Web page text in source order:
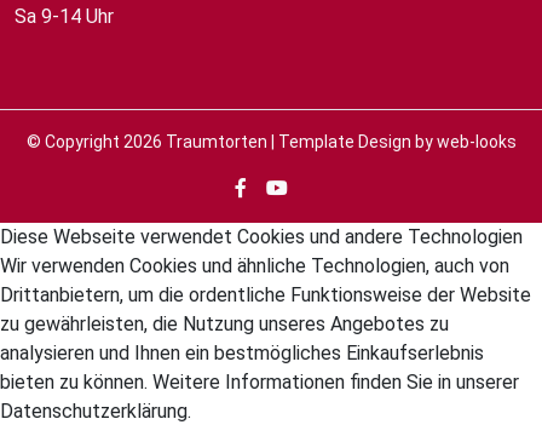
Sa 9-14 Uhr
© Copyright 2026 Traumtorten | Template Design byweb-looks
Diese Webseite verwendet Cookies und andere Technologien
Wir verwenden Cookies und ähnliche Technologien, auch von
Drittanbietern, um die ordentliche Funktionsweise der Website
zu gewährleisten, die Nutzung unseres Angebotes zu
analysieren und Ihnen ein bestmögliches Einkaufserlebnis
bieten zu können. Weitere Informationen finden Sie in unserer
Datenschutzerklärung.